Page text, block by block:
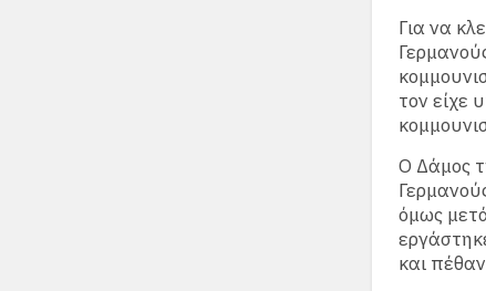
Για να
τον είχε
Ο Δάμος
όμως
και